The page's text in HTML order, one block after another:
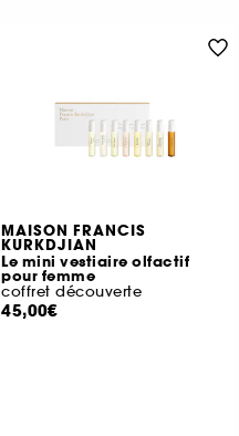
MAISON FRANCIS
KURKDJIAN
Le mini vestiaire olfactif
pour femme
coffret découverte
45,00€